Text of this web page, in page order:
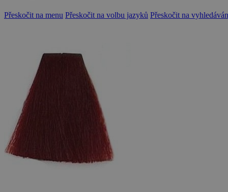
Přeskočit na menu Přeskočit na volbu jazyků Přeskočit na